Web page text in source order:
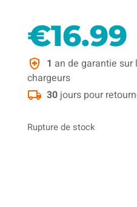
€16.99
1 an de garantie
chargeurs
30jours pour
Rupture de stock